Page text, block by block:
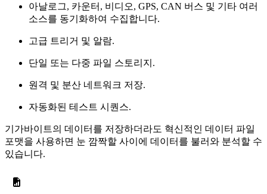
아날로그, 카운터, 비디오, GPS, CAN 버스 및 기타 여러
소스를 동기화하여 수집합니다.
고급 트리거 및 알람.
단일 또는 다중 파일 스토리지.
원격 및 분산 네트워크 저장.
자동화된 테스트 시퀀스.
기가바이트의 데이터를 저장하더라도 혁신적인 데이터 파일
포맷을 사용하면 눈 깜짝할 사이에 데이터를 불러와 분석할 수
있습니다.